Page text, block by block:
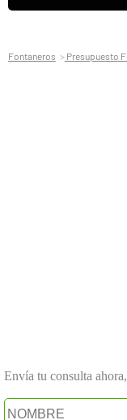
Fontaneros Presupuesto
Envía tu consulta